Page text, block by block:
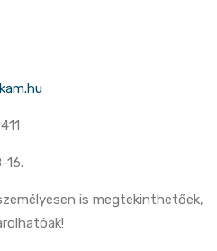
16.
is megtekinthetőek,